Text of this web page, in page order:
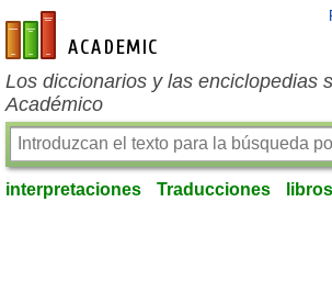
es-academic.com
Los diccionarios y las enciclopedias
Académico
interpretaciones Traducciones libros